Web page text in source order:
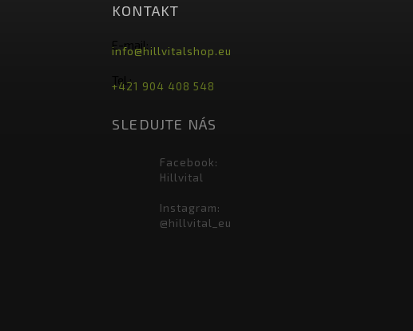
KONTAKT
E-mail:
info@hillvitalshop.eu
Tel.:
+421 904 408 548
SLEDUJTE NÁS
Facebook:
Hillvital
Instagram:
@hillvital_eu